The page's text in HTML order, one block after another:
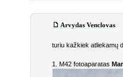
Arvydas Venclovas
turiu kažkiek atliekamų
1. M42 fotoaparatas